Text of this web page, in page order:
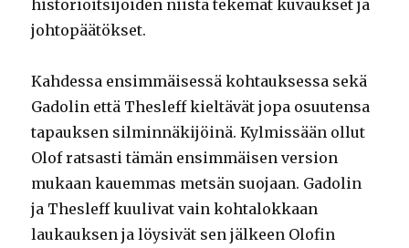
historioitsijoiden niistä tekemät kuvaukset ja
johtopäätökset.
Kahdessa ensimmäisessä kohtauksessa sekä
Gadolin että Thesleff kieltävät jopa osuutensa
tapauksen silminnäkijöinä. Kylmissään ollut
Olof ratsasti tämän ensimmäisen version
mukaan kauemmas metsän suojaan. Gadolin
ja Thesleff kuulivat vain kohtalokkaan
laukauksen ja löysivät sen jälkeen Olofin